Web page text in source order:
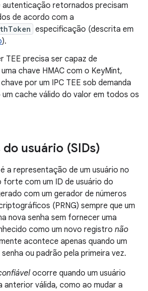
autenticação retornados precisam
de acordo com a
especificação (descrita em
).
TEE precisa ser capaz de
chave HMAC com o KeyMint,
por um IPC TEE sob demanda
um cache válido do valor em todos os
usuário (SIDs)
a representação de um usuário no
forte com um ID de usuário do
com um gerador de números
(PRNG) sempre que um
nova senha sem fornecer uma
como um novo registro não
acontece apenas quando um
ou padrão pela primeira vez.
ocorre quando um usuário
anterior válida, como ao mudar a